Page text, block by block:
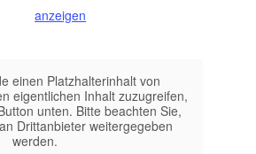
anzeigen
einen Platzhalterinhalt von
eigentlichen Inhalt zuzugreifen,
unten. Bitte beachten Sie,
Drittanbieter weitergegeben
werden.